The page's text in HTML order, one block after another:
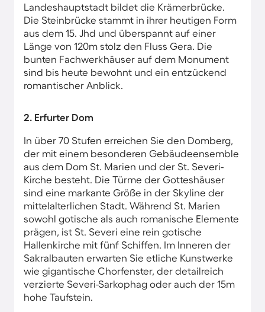
Landeshauptstadt bildet die Krämerbrücke.
Die Steinbrücke stammt in ihrer heutigen Form
aus dem 15. Jhd und überspannt auf einer
Länge von 120m stolz den Fluss Gera. Die
bunten Fachwerkhäuser auf dem Monument
sind bis heute bewohnt und ein entzückend
romantischer Anblick.
2. Erfurter Dom
In über 70 Stufen erreichen Sie den Domberg,
der mit einem besonderen Gebäudeensemble
aus dem Dom St. Marien und der St. Severi-
Kirche besteht. Die Türme der Gotteshäuser
sind eine markante Größe in der Skyline der
mittelalterlichen Stadt. Während St. Marien
sowohl gotische als auch romanische Elemente
prägen, ist St. Severi eine rein gotische
Hallenkirche mit fünf Schiffen. Im Inneren der
Sakralbauten erwarten Sie etliche Kunstwerke
wie gigantische Chorfenster, der detailreich
verzierte Severi-Sarkophag oder auch der 15m
hohe Taufstein.